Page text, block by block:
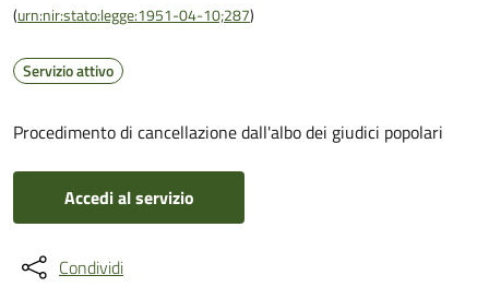
(urn:nir:stato:legge:1951-04-10;287)
Servizio attivo
Procedimento di cancellazione dall'albo dei giudici popolari
Accedi al servizio
Condividi